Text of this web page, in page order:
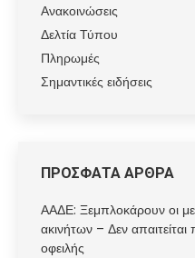
Ανακοινώσεις
Δελτία Τύπου
Πληρωμές
Σημαντικές ειδήσεις
ΠΡΟΣΦΑΤΑ ΑΡΘΡΑ
ΑΑΔΕ: Ξεμπλοκάρουν οι
ακινήτων – Δεν
οφειλής